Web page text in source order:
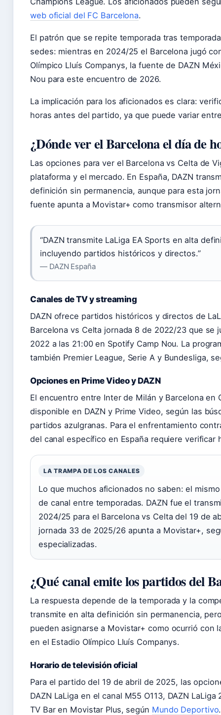
web oficial del FC Barcelona.
El patrón que se repite temporada tras
sedes: mientras en 2024/25 el Barcelona jugó
Olímpico Lluís Companys, la fuente de DAZN
Nou para este encuentro de 2026.
La implicación para los aficionados es clara:
horas antes del partido, ya que puede variar
¿Dónde ver el Barcelona el día de
Las opciones para ver el Barcelona vs Celta de
plataforma y el mercado. En España, DAZN
definición sin permanencia, aunque para esta
fuente apunta a Movistar+ como transmisor
“DAZN transmite LaLiga EA Sports en alta
incluyendo partidos históricos y directos.”
— DAZN España
Canales de TV y streaming
DAZN ofrece partidos históricos y directos de
Barcelona vs Celta jornada 8 de 2022/23 que se
2022 a las 21:00 en Spotify Camp Nou. La
también Premier League, Serie A y Bundesliga,
Opciones en Prime Video y DAZN
El encuentro entre Inter de Milán y Barcelona en
disponible en DAZN y Prime Video, según las
partidos azulgranas. Para el enfrentamiento
del canal específico en España requiere verificar
LA TRAMPA DE LOS CANALES
Lo que muchos aficionados no saben: el
de canal entre temporadas. DAZN fue el
2024/25 para el Barcelona vs Celta del 19 de
jornada 33 de 2025/26 apunta a Movistar+,
especializadas.
¿Qué canal emite los partidos del
La respuesta depende de la temporada y la
transmite en alta definición sin permanencia,
pueden asignarse a Movistar+ como ocurrió con
en el Estadio Olímpico Lluís Companys.
Horario de televisión oficial
Para el partido del 19 de abril de 2025, las
DAZN LaLiga en el canal M55 O113, DAZN LaLiga
TV Bar en Movistar Plus, según Mundo Deportivo